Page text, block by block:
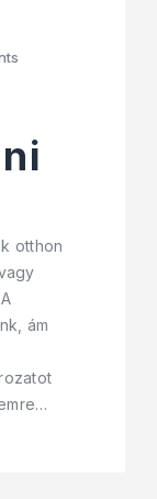
otthon
ám